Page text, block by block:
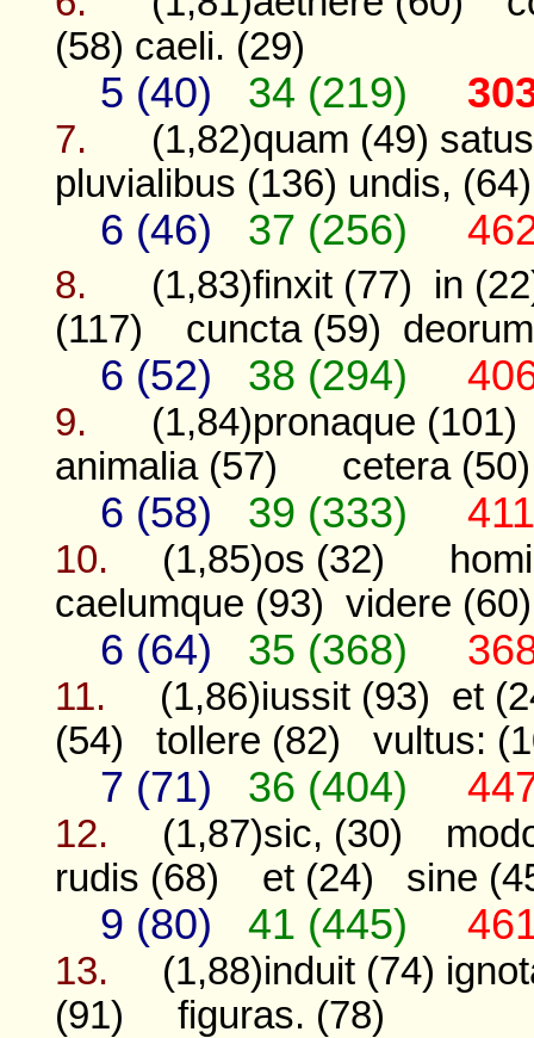
(58) caeli. (29)
5 (40) 34 (219)
7. (1,82)quam (49)
pluvialibus (136) undis, (64)
6 (46) 37 (256)
8. (1,83)finxit (77)
in
(117)
cuncta (59)
6 (52) 38 (294)
9.
(1,84)pronaque (101)
animalia (57)
cetera (50)
6 (58) 39 (333)
10. (1,85)os (32)
caelumque (93) videre (60)
6 (64) 35 (368)
11. (1,86)iussit (93) et
(54)
tollere (82) vultus:
7 (71) 36 (404)
12. (1,87)sic, (30)
rudis (68)
et (24) sine
9 (80) 41 (445)
13. (1,88)induit (74)
(91)
figuras. (78)